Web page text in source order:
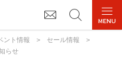
ント情報 > セール情報
>
らせ